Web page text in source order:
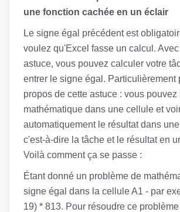
une fonction cachée en un éclair
Le signe égal précédent est
voulez qu'Excel fasse un calcul.
astuce, vous pouvez calculer votre
entrer le signe égal. Particulièrement
propos de cette astuce : vous
mathématique dans une cellule et
automatiquement le résultat dans
c'est-à-dire la tâche et le résultat en
Voilà comment ça se passe :
Étant donné un problème de
signe égal dans la cellule A1 - par
19) * 813. Pour résoudre ce